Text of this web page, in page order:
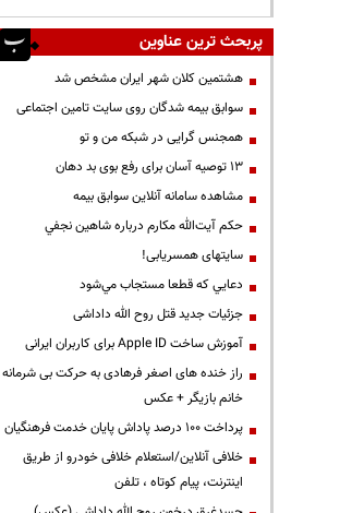
پربحث ترین عناوین
هشتمین کلان شهر ایران مشخص شد
سوابق بیمه شدگان روی سایت تامین اجتماعی
همجنس گرایی در شبکه من و تو
13 توصیه آسان برای رفع بوی بد دهان
مشاهده سامانه آنلاين سوابق بیمه
حكم آيت‌الله مكارم درباره شاهين نجفي
سایتهای همسریابی!
دعايي كه قطعا مستجاب مي‌شود
جزئیات جدید قتل روح الله داداشی
آموزش ساخت Apple ID برای کاربران ایرانی
راز خنده های اصغر فرهادی به حرکت بی شرمانه
خانم بازیگر + عکس
پرداخت ۱۰۰ درصد پاداش پایان خدمت فرهنگیان
خلافی آنلاین/استعلام خلافی خودرو از طریق
اینترنت، پیام کوتاه ، تلفن